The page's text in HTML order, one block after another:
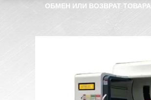
ОБМЕН ИЛИ ВОЗВРАТ ТОВАРА